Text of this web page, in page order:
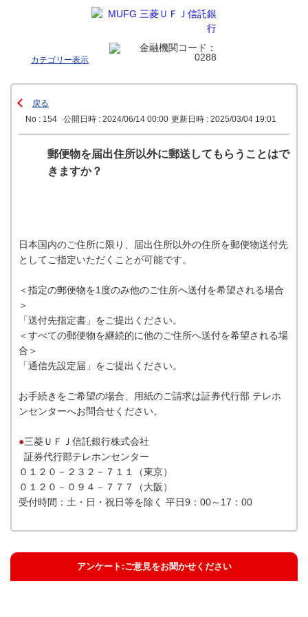
カテゴリー表示
戻る
No : 154
公開日時 : 2024/06/14 00:00 更新日時 : 2025/03/04 19:01
郵便物を届出住所以外に郵送してもらうことはで
きますか？
日本国内のご住所に限り、届出住所以外の住所を郵便物送付先
としてご指定いただくことが可能です。
＜指定の郵便物を1度のみ他のご住所へ送付を希望される場合
＞
「送付先指定書」をご提出ください。
＜すべての郵便物を継続的に他のご住所へ送付を希望される場
合＞
「通信先設定届」をご提出ください。
お手続きをご希望の場合、用紙のご請求は証券代行部 テレホ
ンセンターへお問合せください。
●三菱ＵＦＪ信託銀行株式会社
証券代行部テレホンセンター
０１２０－２３２－７１１（東京）
０１２０－０９４－７７７（大阪）
受付時間：土・日・祝日等を除く 平日9：00～17：00
アンケート:ご意見をお聞かせください